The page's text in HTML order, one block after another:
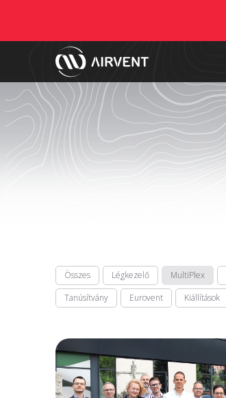
Összes Légkezelő MultiPlex
Tanúsítvány
Eurovent Kiállítások